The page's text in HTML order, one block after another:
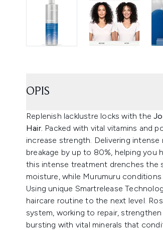
OPIS
Replenish lacklustre locks with the
Hair. Packed with vital vitamins and
increase strength. Delivering
breakage by up to 80%, helping you
this intense treatment drenches the
moisture, while Murumuru
Using unique Smartrelease
haircare routine to the next level.
system, working to repair,
bursting with vital minerals that